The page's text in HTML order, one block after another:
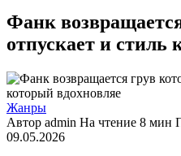
Фанк
отпускает и стиль
Жанры
Автор admin На чтение 8 мин
09.05.2026